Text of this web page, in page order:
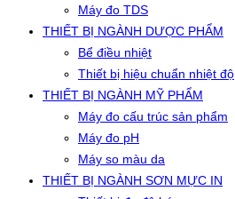
Máy đo TDS
THIẾT BỊ NGÀNH DƯỢC PHẨM
Bể điều nhiệt
Thiết bị hiệu chuẩn nhiệt độ
THIẾT BỊ NGÀNH MỸ PHẨM
Máy đo cấu trúc sản phẩm
Máy đo pH
Máy so màu da
THIẾT BỊ NGÀNH SƠN MỰC IN